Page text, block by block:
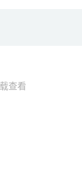
查看